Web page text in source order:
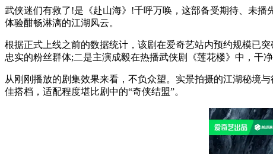
武侠迷们有救了!是《赴山海》!千呼万唤，这部备受期待、未
体验酣畅淋漓的江湖风云。
根据正式上线之前的数据统计，该剧在爱奇艺站内预约规模已
忠实的粉丝群体;二是主演成毅在热播武侠剧《莲花楼》中，干
从刚刚播放的剧集效果来看，不负众望。实景拍摄的江湖秘境
佳搭档，适配程度堪比剧中的“奇侠结盟”。